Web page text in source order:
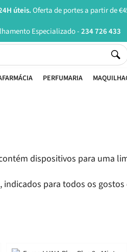
úteis.Oferta de portes a partir de
Especializado -234 726 433
PERFUMARIA
contém dispositivos para
para todos os gostos